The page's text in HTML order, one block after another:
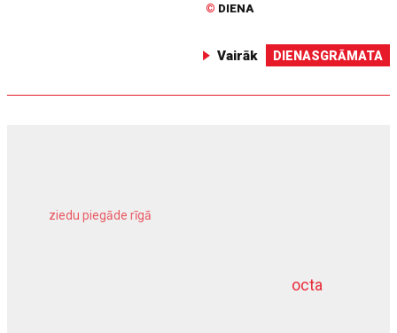
© DIENA
Vairāk DIENASGRĀMATA
octa
ziedu piegāde rīgā
dziļurbums